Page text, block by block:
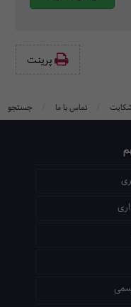
پرینت‌
تماس با ما جستجو